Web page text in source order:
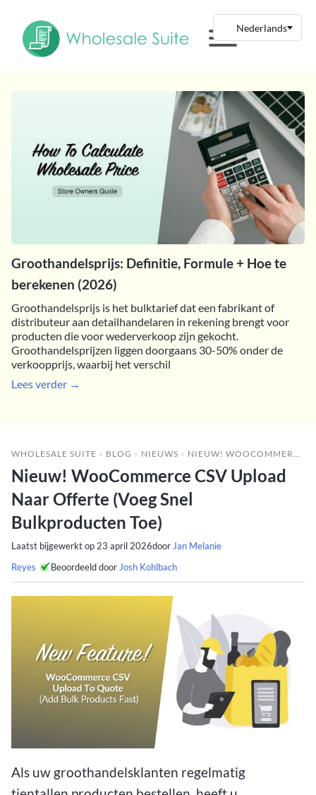
Groothandelsprijs: Definitie, Formule + Hoe te
berekenen (2026)
Groothandelsprijs is het bulktarief dat een fabrikant of
distributeur aan detailhandelaren in rekening brengt voor
producten die voor wederverkoop zijn gekocht.
Groothandelsprijzen liggen doorgaans 30-50% onder de
verkoopprijs, waarbij het verschil
Lees verder →
WHOLESALE SUITE » BLOG » NIEUWS » NIEUW! WOOCOMMERCE CSV UPLOAD NAAR OFFERTE (VOEG SNEL BULKPRODUCTEN TOE)
Nieuw! WooCommerce CSV Upload
Naar Offerte (Voeg Snel
Bulkproducten Toe)
Laatst bijgewerkt op 23 april 2026door Jan Melanie
Reyes
Beoordeeld door Josh Kohlbach
Als uw groothandelsklanten regelmatig